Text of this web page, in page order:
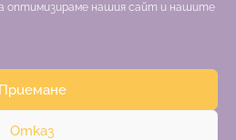
оптимизираме нашия сайт и нашите
Приемане
Отказ2026 Fiona